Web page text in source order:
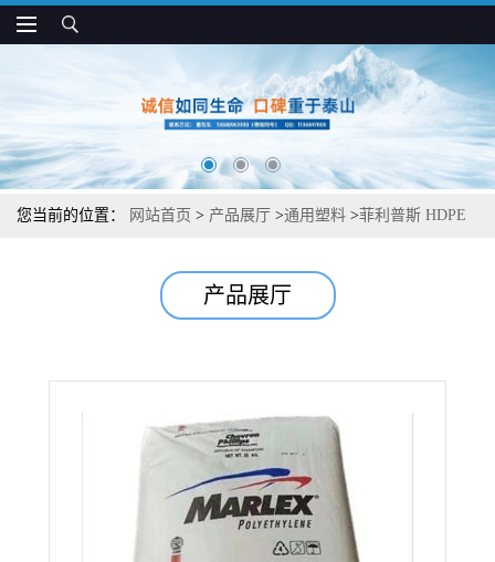
您当前的位置： 网站首页 > 产品展厅 >通用塑料 >菲利普斯 HDPE
产品展厅